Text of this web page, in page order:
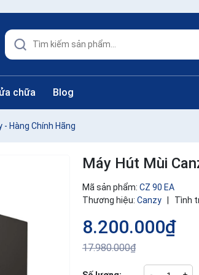
chữa Blog
- Hàng Chính Hãng
Máy Hút Mùi
Mã sản phẩm: CZ 90 EA
Thương hiệu: Canzy Tình
8.200.000₫
17.980.000₫